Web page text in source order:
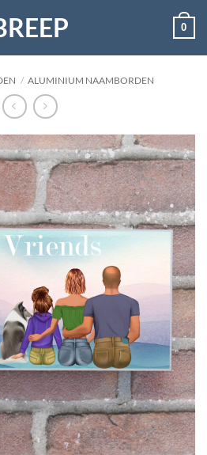
0
/ ALUMINIUM NAAMBORDEN